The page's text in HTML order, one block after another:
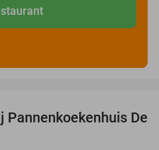
36%
Pannenkoekenhuis De